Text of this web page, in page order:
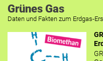
Grünes Gas
Daten und Fakten zum Erdgas-